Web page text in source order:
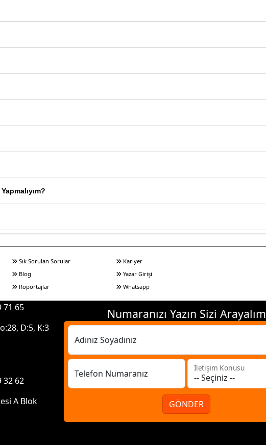
Sık Sorulan Sorular
Blog
Röportajlar
Kariyer
Yazar Girişi
Whatsapp
71 65
D:5, K:3
32 62
A Blok
Numaranızı Yazın Sizi Arayalım
Adınız Soyadınız
Telefon Numaranız
İletişim Konusu
GÖNDER